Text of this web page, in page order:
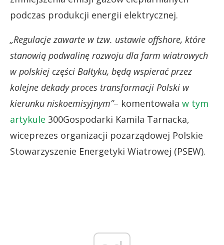
podczas produkcji energii elektrycznej.
„Regulacje zawarte w tzw. ustawie offshore, które
stanowią podwalinę rozwoju dla farm wiatrowych
w polskiej części Bałtyku, będą wspierać przez
kolejne dekady proces transformacji Polski w
kierunku niskoemisyjnym”– komentowała w tym
artykule 300Gospodarki Kamila Tarnacka,
wiceprezes organizacji pozarządowej Polskie
Stowarzyszenie Energetyki Wiatrowej (PSEW).